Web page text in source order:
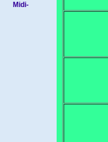
Midi-